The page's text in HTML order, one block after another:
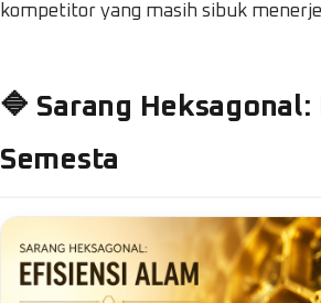
kompetitor yang masih sibuk
🔷 Sarang
Semesta